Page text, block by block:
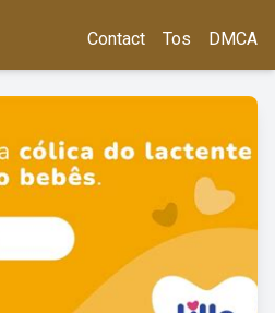
Contact Tos DMCA